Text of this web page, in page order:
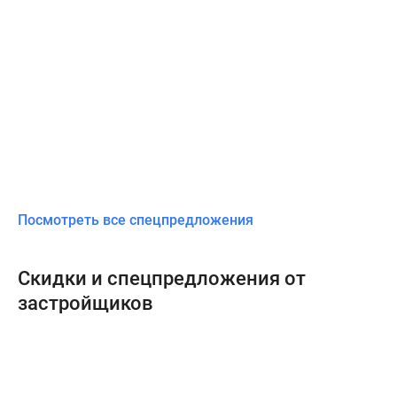
Посмотреть все спецпредложения
Скидки и спецпредложения от
застройщиков